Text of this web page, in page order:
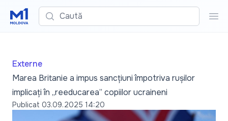
Caută
Externe
Marea Britanie a impus sancțiuni împotriva rușilor
implicați în „reeducarea” copiilor ucraineni
Publicat 03.09.2025 14:20